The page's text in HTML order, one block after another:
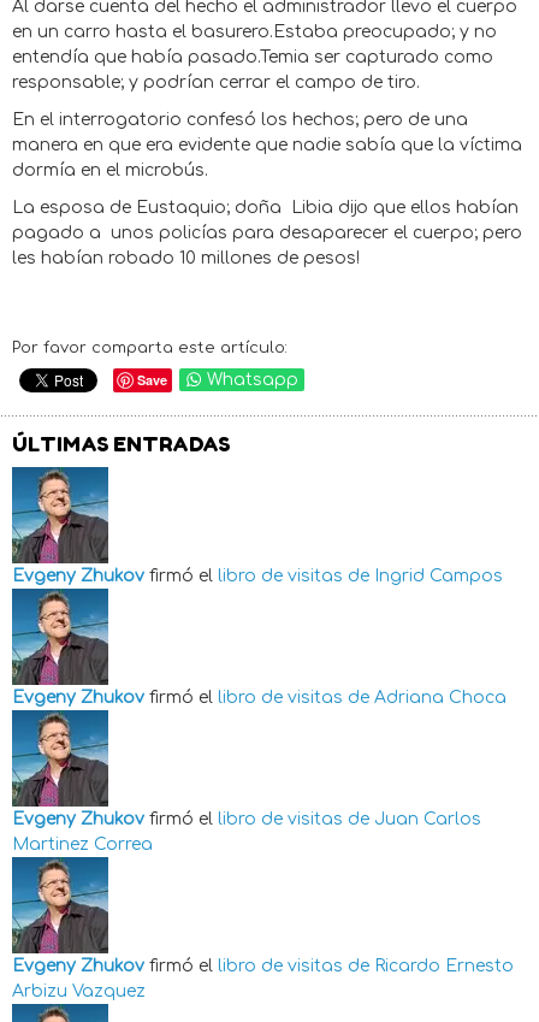
Al darse cuenta del hecho el administrador llevo el cuerpo
en un carro hasta el basurero.Estaba preocupado; y no
entendía que había pasado.Temia ser capturado como
responsable; y podrían cerrar el campo de tiro.
En el interrogatorio confesó los hechos; pero de una
manera en que era evidente que nadie sabía que la víctima
dormía en el microbús.
La esposa de Eustaquio; doña Libia dijo que ellos habían
pagado a unos policías para desaparecer el cuerpo; pero
les habían robado 10 millones de pesos!
Por favor comparta este artículo:
Save Whatsapp
ÚLTIMAS ENTRADAS
Evgeny Zhukov firmó el libro de visitas de Ingrid Campos
Evgeny Zhukov firmó el libro de visitas de Adriana Choca
Evgeny Zhukov firmó el libro de visitas de Juan Carlos
Martinez Correa
Evgeny Zhukov firmó el libro de visitas de Ricardo Ernesto
Arbizu Vazquez